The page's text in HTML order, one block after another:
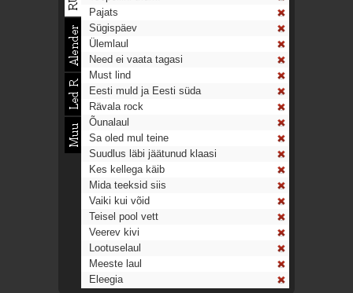
Pajats
Sügispäev
Ülemlaul
Need ei vaata tagasi
Must lind
Eesti muld ja Eesti süda
Rävala rock
Õunalaul
Sa oled mul teine
Suudlus läbi jäätunud klaasi
Kes kellega käib
Mida teeksid siis
Vaiki kui võid
Teisel pool vett
Veerev kivi
Lootuselaul
Meeste laul
Eleegia